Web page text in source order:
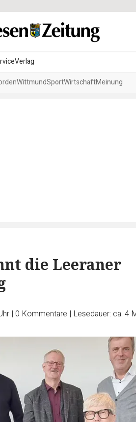
Verlag
WittmundSportWirtschaftMeinung
die Leeraner
| 0 Kommentare | Lesedauer: ca. 4